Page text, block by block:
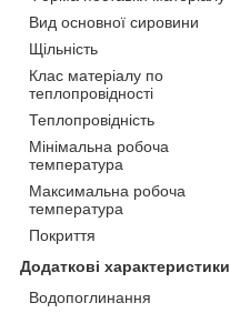
Вид основної сировини
Щільність
Клас матеріалу по
теплопровідності
Теплопровідність
Мінімальна робоча
температура
Максимальна робоча
температура
Покриття
Додаткові характеристики
Водопоглинання